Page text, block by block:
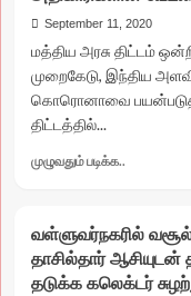
நீட்
தேர்வு?!
தொடரும்
என்னதான்
September 11, 2020
மத்திய அரசு திட்டம்
முறைகேடு, இந்திய
கொரொனாவை
திட்டத்தில்...
முழுவதும் படிக்க..
நாட்டையே
உலுக்கும்
கிசான்
விகாஸ்
வள்ளுவர்நகரில் வசூல்
தாசில்தார்
தடுக்க கலெக்டர்